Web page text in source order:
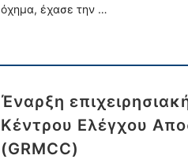
όχημα, έχασε την …
Έναρξη
Κέντρου Ελέγχου
(GRMCC)